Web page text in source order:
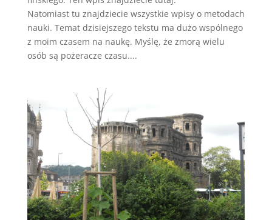
Natomiast tu znajdziecie wszystkie wpisy o metodach
nauki. Temat dzisiejszego tekstu ma dużo wspólnego
z moim czasem na naukę. Myślę, że zmorą wielu
osób są pożeracze czasu....